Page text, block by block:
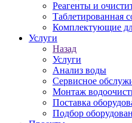
Реагенты и
Таблетированная
Комплектующие
Услуги
Назад
Услуги
Анализ воды
Сервисное
Монтаж
Поставка
Подбор